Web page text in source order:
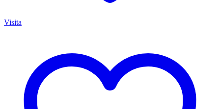
Visita